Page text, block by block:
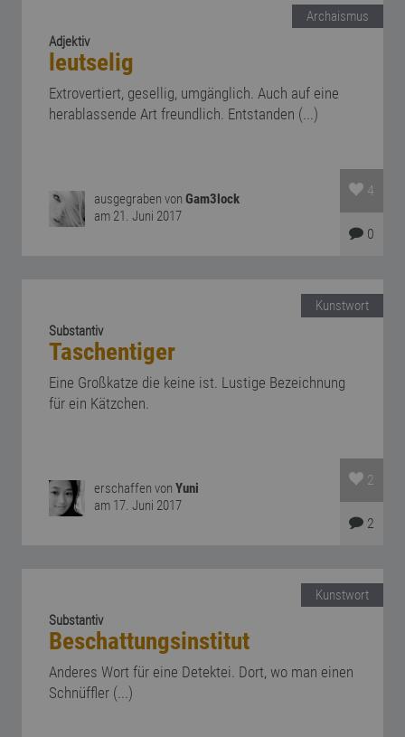
Archaismus
Adjektiv
leutselig
Extrovertiert, gesellig, umgänglich. Auch auf eine
herablassende Art freundlich. Entstanden (...)
ausgegraben vonGam3lock
am 21. Juni 2017
4
0
Kunstwort
Substantiv
Taschentiger
Eine Großkatze die keine ist. Lustige Bezeichnung
für ein Kätzchen.
erschaffen vonYuni
am 17. Juni 2017
2
2
Kunstwort
Substantiv
Beschattungsinstitut
Anderes Wort für eine Detektei. Dort, wo man einen
Schnüffler (...)